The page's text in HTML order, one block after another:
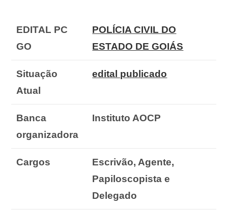
EDITAL PC
GO
POLÍCIA CIVIL DO
ESTADO DE GOIÁS
Situação
Atual
edital publicado
Banca
organizadora
Instituto AOCP
Cargos
Escrivão, Agente,
Papiloscopista e
Delegado